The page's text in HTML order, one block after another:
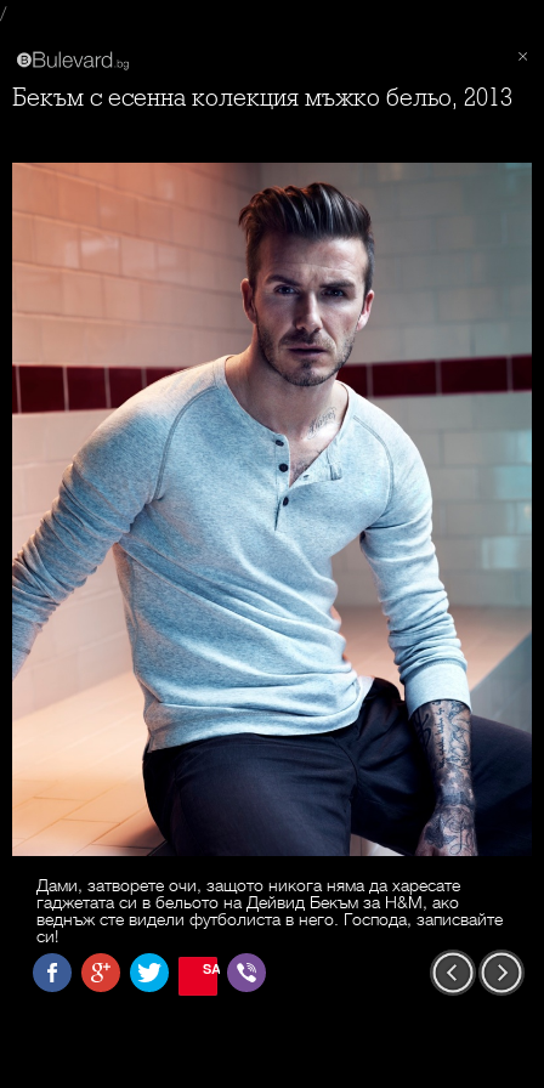
/
Бекъм с есенна колекция мъжко бельо, 2013
Дами, затворете очи, защото никога няма да харесате
гаджетата си в бельото на Дейвид Бекъм за H&M, ако
веднъж сте видели футболиста в него. Господа, записвайте
си!
SAVE